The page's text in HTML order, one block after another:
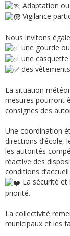
Adaptation
Vigilance
Nous invitons
une gourde
une
des
La situation
mesures pourront
consignes des
Une coordination
directions d’école,
les autorités
réactive des
conditions
La sécurité
priorité.
La collectivité
municipaux et les